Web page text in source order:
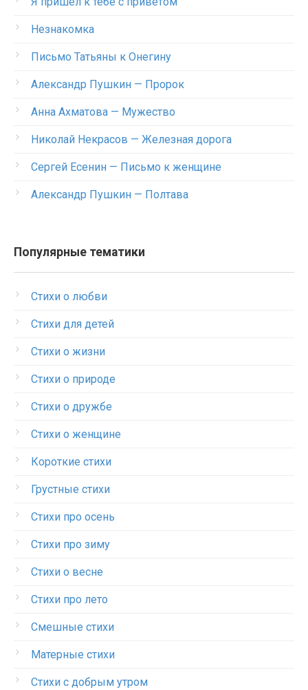
Незнакомка
Письмо Татьяны к Онегину
Александр Пушкин — Пророк
Анна Ахматова — Мужество
Николай Некрасов — Железная дорога
Сергей Есенин — Письмо к женщине
Александр Пушкин — Полтава
Популярные тематики
Стихи о любви
Стихи для детей
Стихи о жизни
Стихи о природе
Стихи о дружбе
Стихи о женщине
Короткие стихи
Грустные стихи
Стихи про осень
Стихи про зиму
Стихи о весне
Стихи про лето
Смешные стихи
Матерные стихи
Стихи с добрым утром